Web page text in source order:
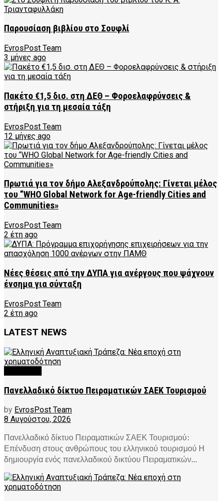
Παρουσίαση βιβλίου στο Σουφλί
EvrosPost Team
3 μήνες ago
Πακέτο €1,5 δισ. στη ΔΕΘ – Φοροελαφρύνσεις &
στήριξη για τη μεσαία τάξη
EvrosPost Team
12 μήνες ago
Πρωτιά για τον δήμο Αλεξανδρούπολης: Γίνεται μέλος
του “WHO Global Network for Age-friendly Cities and
Communities»
EvrosPost Team
2 έτη ago
Νέες θέσεις από την ΔΥΠΑ για ανέργους που ψάχνουν
ένσημα για σύνταξη
EvrosPost Team
2 έτη ago
LATEST NEWS
Πανελλαδικό δίκτυο Πειραματικών ΣΑΕΚ Τουρισμού
by EvrosPost Team
8 Αυγούστου, 2026
Πανελλαδικό δίκτυο Πειραματικών ΣΑΕΚ Τουρισμού:
Επένδυση στους ανθρώπους του ελληνικού τουρισμού Η
δημιουργία ενός πανελλαδικού δικτύου Πειραματικών...